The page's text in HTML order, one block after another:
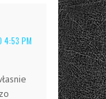
4:53 PM